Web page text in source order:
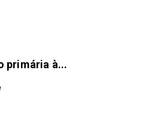
primária à...